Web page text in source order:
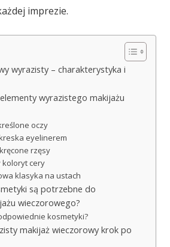
imprezie.
wyrazisty – charakterystyka i
wyrazistego makijażu
oczy
eyelinerem
rzęsy
koloryt cery
klasyka na ustach
są potrzebne do
wieczorowego?
kosmetyki?
makijaż wieczorowy krok po